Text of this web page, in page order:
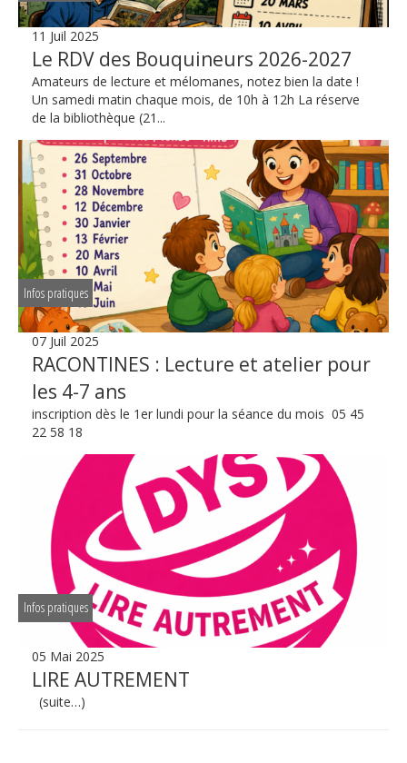
11 Juil 2025
Le RDV des Bouquineurs 2026-2027
Amateurs de lecture et mélomanes, notez bien la date !
Un samedi matin chaque mois, de 10h à 12h La réserve
de la bibliothèque (21...
Infos pratiques
07 Juil 2025
RACONTINES : Lecture et atelier pour
les 4-7 ans
inscription dès le 1er lundi pour la séance du mois 05 45
22 58 18
Infos pratiques
05 Mai 2025
LIRE AUTREMENT
(suite…)